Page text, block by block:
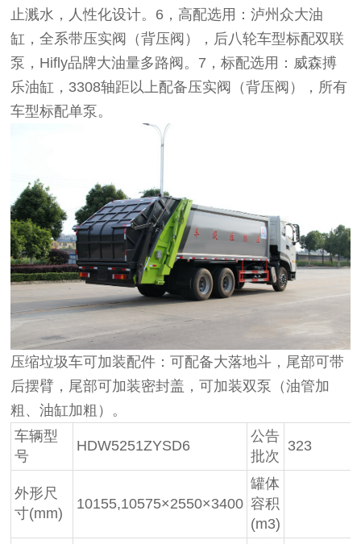
止溅水，人性化设计。6，高配选用：泸州众大油
缸，全系带压实阀（背压阀），后八轮车型标配双联
泵，Hifly品牌大油量多路阀。7，标配选用：威森搏
乐油缸，3308轴距以上配备压实阀（背压阀），所有
车型标配单泵。
压缩垃圾车可加装配件：可配备大落地斗，尾部可带
后摆臂，尾部可加装密封盖，可加装双泵（油管加
粗、油缸加粗）。
车辆型
号
HDW5251ZYSD6
公告
批次
323
外形尺
寸(mm)
10155,10575×2550×3400
罐体
容积
(m3)